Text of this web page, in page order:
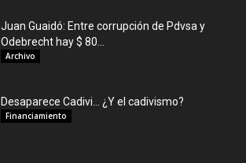
Juan Guaidó: Entre corrupción de Pdvsa y
Odebrecht hay $ 80...
Archivo
Desaparece Cadivi… ¿Y el cadivismo?
Financiamiento